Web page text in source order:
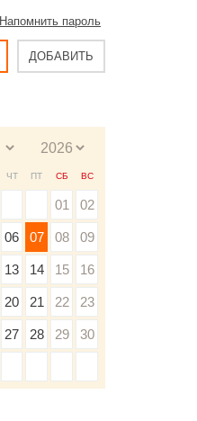
Напомнить пароль
ДОБАВИТЬ
ЧТ ПТ СБ ВС
01 02
06 07 08 09
13 14 15 16
20 21 22 23
27 28 29 30